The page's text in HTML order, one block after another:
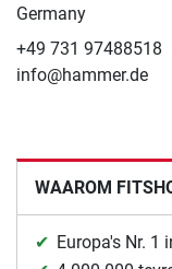
Germany
+49 731 97488518
info@hammer.de
WAAROM
Europa's Nr. 1